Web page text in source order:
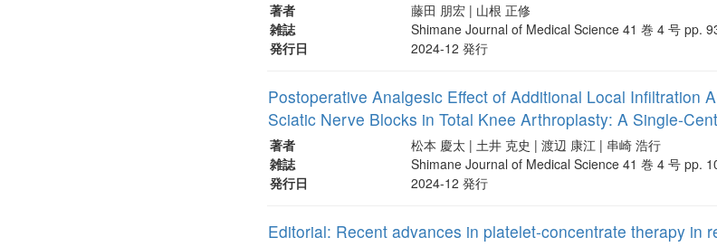
著者
藤田 朋宏 | 山根 正修
雑誌
Shimane Journal of Medical Science 41 巻 4 号 pp.
発行日
2024-12 発行
Postoperative Analgesic Effect of Additional Local Infiltration
Sciatic Nerve Blocks in Total Knee Arthroplasty: A Single-
著者
松本 慶太 | 土井 克史 | 渡辺 康江 | 串崎 浩行
雑誌
Shimane Journal of Medical Science 41 巻 4 号 pp.
発行日
2024-12 発行
Editorial: Recent advances in platelet-concentrate therapy in